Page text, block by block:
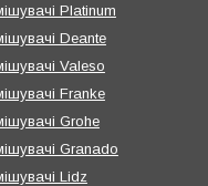
Platinum
Deante
Valeso
Franke
Grohe
Granado
Lidz